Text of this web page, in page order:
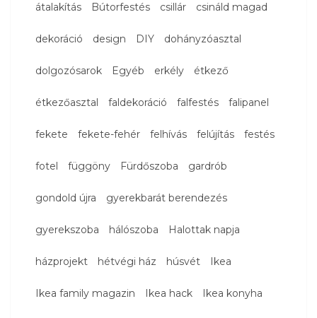
átalakítás Bútorfestés csillár csináld magad
dekoráció design DIY dohányzóasztal
dolgozósarok Egyéb erkély étkező
étkezőasztal faldekoráció falfestés falipanel
fekete fekete-fehér felhívás felújítás festés
fotel függöny Fürdőszoba gardrób
gondold újra gyerekbarát berendezés
gyerekszoba hálószoba Halottak napja
házprojekt hétvégi ház húsvét Ikea
Ikea family magazin Ikea hack Ikea konyha